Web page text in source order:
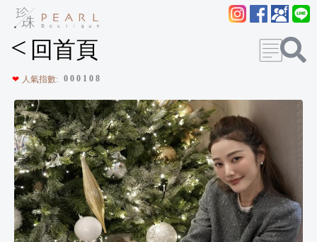
< 回首頁
❤ 人氣指數: 0 0 0 1 0 8